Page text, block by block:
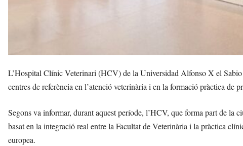
L’Hospital Clínic Veterinari (HCV) de la Universidad Alfonso X el
centres de referència en l’atenció veterinària i en la formació pràctica de
Segons va informar, durant aquest període, l’HCV, que forma part de la
basat en la integració real entre la Facultat de Veterinària i la pràctica
europea.